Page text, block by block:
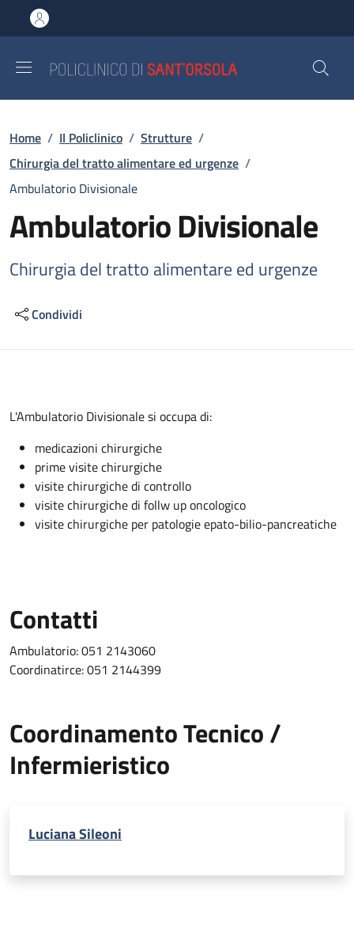
al contenuto principale
to footer content
Briciole di pane
Home / Il Policlinico / Strutture /
Chirurgia del tratto alimentare ed urgenze /
Ambulatorio Divisionale
Ambulatorio Divisionale
Chirurgia del tratto alimentare ed urgenze
Condividi
L'Ambulatorio Divisionale si occupa di:
medicazioni chirurgiche
prime visite chirurgiche
visite chirurgiche di controllo
visite chirurgiche di follw up oncologico
visite chirurgiche per patologie epato-bilio-pancreatiche
Contatti
Ambulatorio: 051 2143060
Coordinatirce: 051 2144399
Coordinamento Tecnico /
Infermieristico
Luciana Sileoni